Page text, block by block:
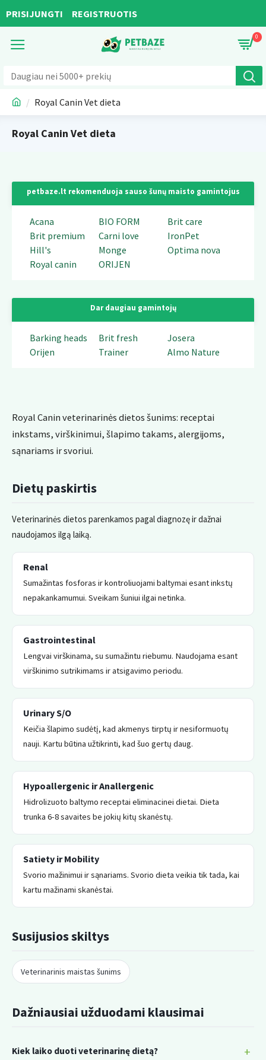
PRISIJUNGTI REGISTRUOTIS
0
Royal Canin Vet dieta
Royal Canin Vet dieta
petbaze.lt rekomenduoja sauso šunų maisto gamintojus
Acana BIO FORM
Brit care
Brit premium
Carni love
IronPet
Hill's
Monge
Optima nova
Royal canin
ORIJEN
Dar daugiau gamintojų
Barking heads Brit fresh
Josera
Orijen
Trainer Almo Nature
Royal Canin veterinarinės dietos šunims: receptai
inkstams, virškinimui, šlapimo takams, alergijoms,
sąnariams ir svoriui.
Dietų paskirtis
Veterinarinės dietos parenkamos pagal diagnozę ir dažnai
naudojamos ilgą laiką.
Renal
Sumažintas fosforas ir kontroliuojami baltymai esant inkstų
nepakankamumui. Sveikam šuniui ilgai netinka.
Gastrointestinal
Lengvai virškinama, su sumažintu riebumu. Naudojama esant
virškinimo sutrikimams ir atsigavimo periodu.
Urinary S/O
Keičia šlapimo sudėtį, kad akmenys tirptų ir nesiformuotų
nauji. Kartu būtina užtikrinti, kad šuo gertų daug.
Hypoallergenic ir Anallergenic
Hidrolizuoto baltymo receptai eliminacinei dietai. Dieta
trunka 6-8 savaites be jokių kitų skanėstų.
Satiety ir Mobility
Svorio mažinimui ir sąnariams. Svorio dieta veikia tik tada, kai
kartu mažinami skanėstai.
Susijusios skiltys
Veterinarinis maistas šunims
Dažniausiai užduodami klausimai
Kiek laiko duoti veterinarinę dietą?